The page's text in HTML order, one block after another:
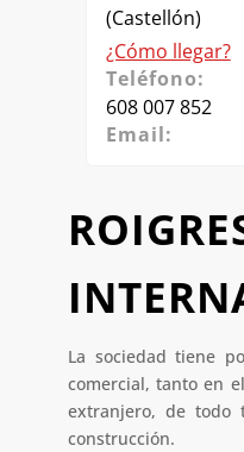
La sociedad tiene
comercial, tanto en
extranjero, de todo
construcción.
(Castellón)
¿Cómo llegar?
Teléfono:
608 007 852
Email: